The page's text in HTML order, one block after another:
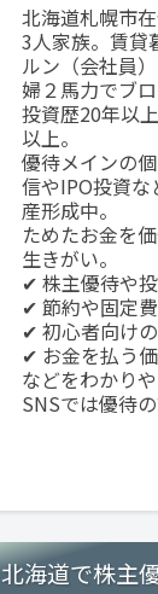
北海道札幌市在
3人家族。賃貸
ルン（会社員
婦２馬力でブ
投資歴20年以
以上。
優待メインの
信やIPO投資
産形成中。
ためたお金を
生きがい。
✔ 株主優待や
✔ 節約や固定
✔ 初心者向け
✔ お金を払う
などをわかりや
SNSでは優待
北海道で株主